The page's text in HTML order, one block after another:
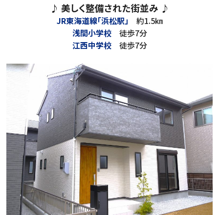
♪ 美しく整備された街並み ♪
JR東海道線「浜松駅」 約1.5㎞
浅間小学校徒歩7分
江西中学校徒歩7分